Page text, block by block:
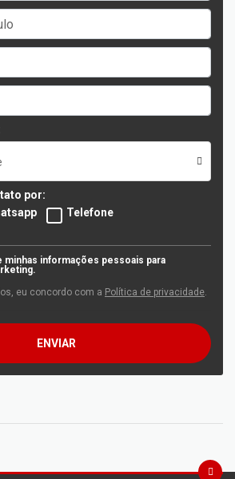
por:
Telefone
informações pessoais para
eu concordo com a Política de privacidade.
ENVIAR